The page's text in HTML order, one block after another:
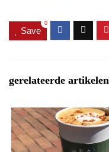
Save
0
gerelateerde artikelen